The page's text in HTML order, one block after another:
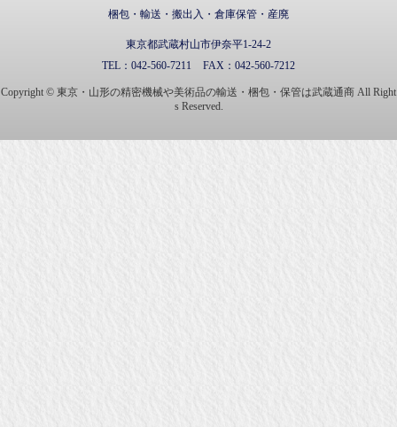
梱包・輸送・搬出入・倉庫保管・産廃
東京都武蔵村山市伊奈平1-24-2
TEL： 042-560-7211 FAX： 042-560-7212
Copyright © 東京・山形の精密機械や美術品の輸送・梱包・保管は武蔵通商 All Right
s Reserved.